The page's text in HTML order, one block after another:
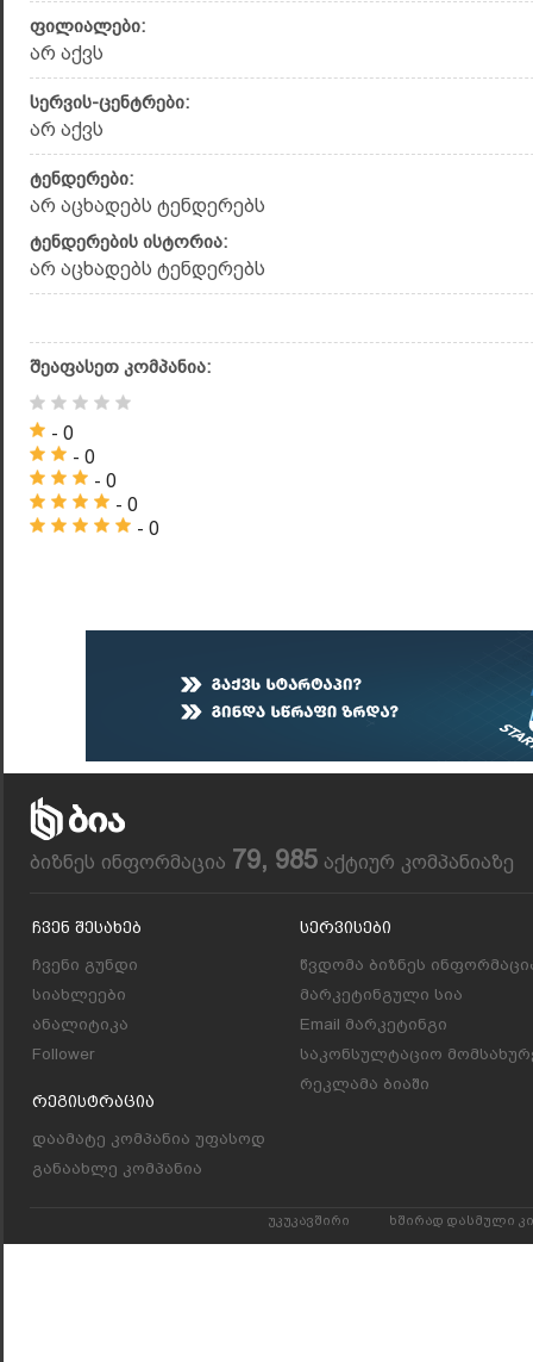
ფილიალები:
არ აქვს
სერვის-ცენტრები:
არ აქვს
ტენდერები:
არ აცხადებს ტენდერებს
ტენდერების ისტორია:
არ აცხადებს ტენდერებს
შეაფასეთ კომპანია:
- 0
- 0
- 0
- 0
- 0
ბიზნეს ინფორმაცია 79, 985 აქტიურ კომპანიაზე
Ჩვენ Შესახებ
ჩვენი გუნდი
სიახლეები
ანალიტიკა
Follower
Რეგისტრაცია
დაამატე კომპანია უფასოდ
განაახლე კომპანია
Სერვისები
წვდომა ბიზნეს
მარკეტინგული სია
Email მარკეტინგი
საკონსულტაციო
რეკლამა ბიაში
უკუკავშირი ხშირად დასმული